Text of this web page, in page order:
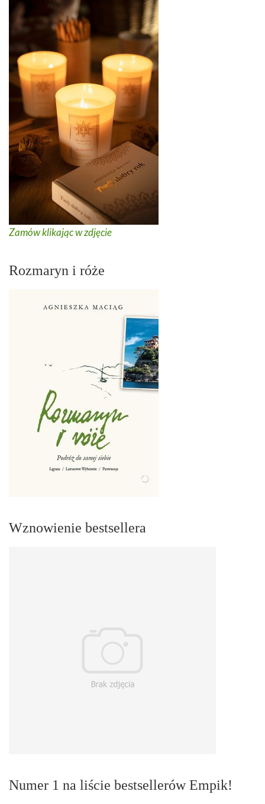
Zamów klikając w zdjęcie
Rozmaryn i róże
Wznowienie bestsellera
Numer 1 na liście bestsellerów Empik!